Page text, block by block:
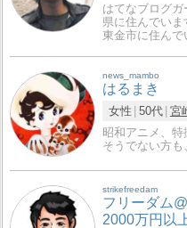
はてなブログ
県に住んでい
東金市に住んで
news_mambo
はるまき
女性 50代 宮
昭和アニメ、特
そうでない方も
strikefreedam
フリーダム
2000万円以